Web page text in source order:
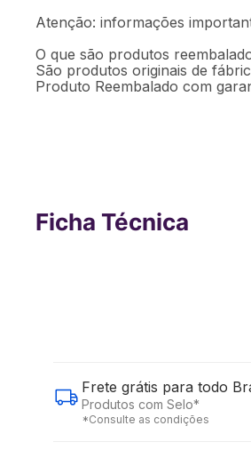
Atenção: informações
O que são produtos
São produtos originais de
Produto Reembalado com
Ficha Técnica
Frete grátis para todo
Produtos com Selo*
*Consulte as condições